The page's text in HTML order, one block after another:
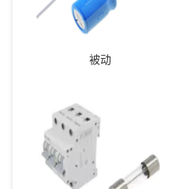
被动